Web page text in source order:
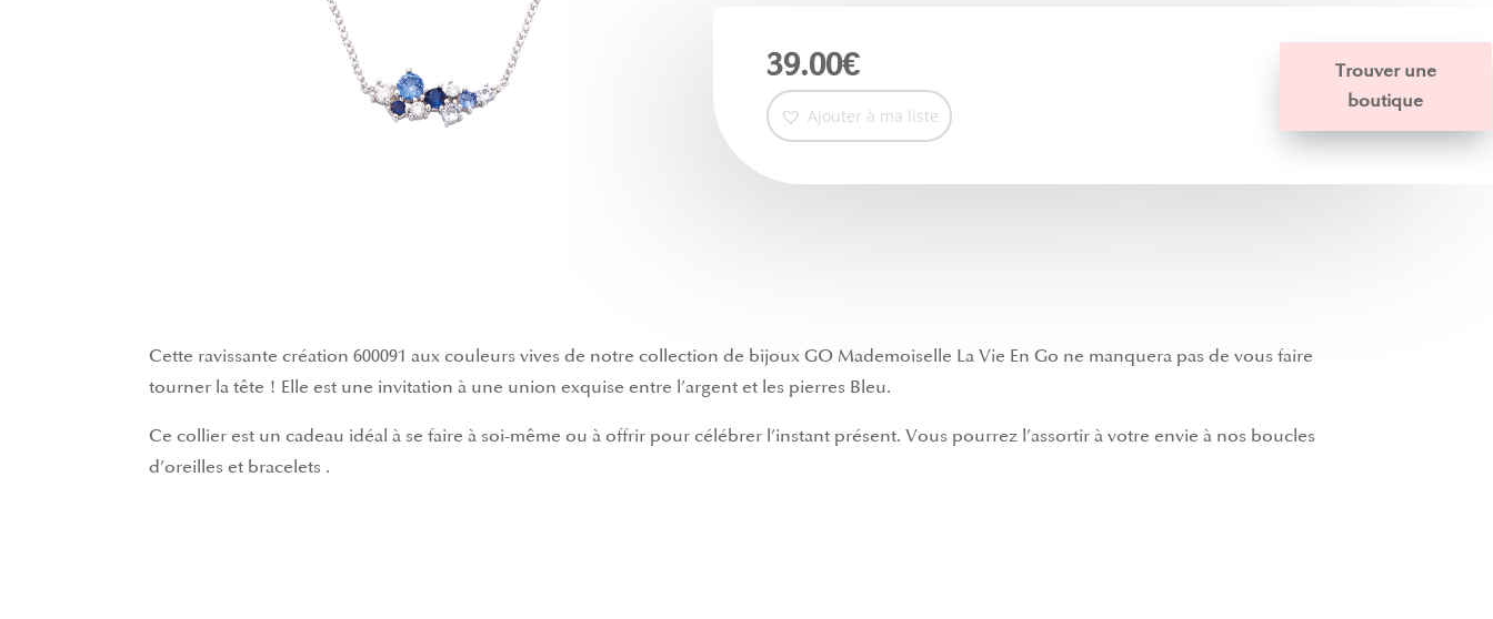
39.00€
Ajouter à ma liste
Trouver une
boutique
Cette ravissante création 600091 aux couleurs vives de notre collection de bijoux GO Mademoiselle La Vie En Go ne manquera pas de vous faire
tourner la tête ! Elle est une invitation à une union exquise entre l’argent et les pierres Bleu.
Ce collier est un cadeau idéal à se faire à soi-même ou à offrir pour célébrer l’instant présent. Vous pourrez l’assortir à votre envie à nos boucles
d’oreilleset bracelets .